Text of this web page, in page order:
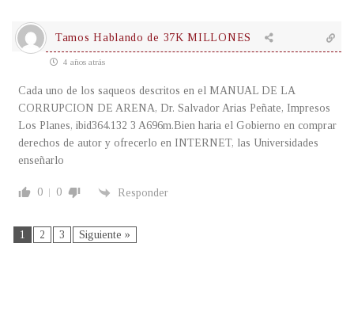
Tamos Hablando de 37K MILLONES
4 años atrás
Cada uno de los saqueos descritos en el MANUAL DE LA
CORRUPCION DE ARENA, Dr. Salvador Arias Peñate, Impresos
Los Planes, ibid364.132 3 A696m.Bien haria el Gobierno en comprar
derechos de autor y ofrecerlo en INTERNET, las Universidades
enseñarlo
0 0 Responder
1 2 3 Siguiente »